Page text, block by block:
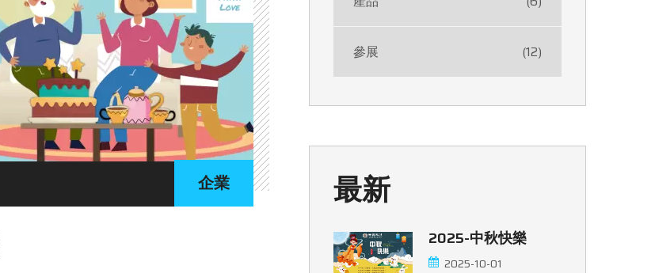
企業
參展 (12)
最新
2025-中秋快樂
2025-10-01